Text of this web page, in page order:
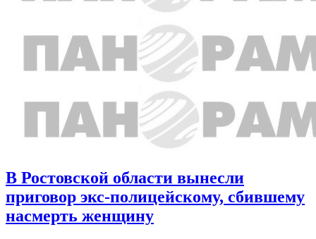
В Ростовской области вынесли
приговор экс-полицейскому, сбившему
насмерть женщину